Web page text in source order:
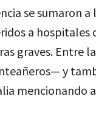
se sumaron
a hospitales
graves. Entre
y
mencionando